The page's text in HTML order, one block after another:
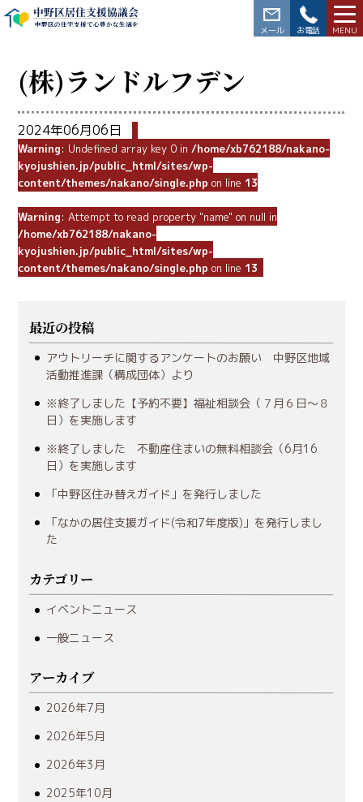
中野区居住支援協議会
中野区の住宅支援で心豊かな生活を
(株)ランドルフデン
2024年06月06日
Warning: Undefined array key 0 in /home/xb762188/nakano-
kyojushien.jp/public_html/sites/wp-
content/themes/nakano/single.php on line 13
Warning: Attempt to read property "name" on null in
/home/xb762188/nakano-
kyojushien.jp/public_html/sites/wp-
content/themes/nakano/single.php on line 13
最近の投稿
アウトリーチに関するアンケートのお願い 中野区地域
活動推進課（構成団体）より
※終了しました【予約不要】福祉相談会（７月６日～８
日）を実施します
※終了しました 不動産住まいの無料相談会（6月16
日）を実施します
「中野区住み替えガイド」を発行しました
「なかの居住支援ガイド(令和7年度版)」を発行しまし
た
カテゴリー
イベントニュース
一般ニュース
アーカイブ
2026年7月
2026年5月
2026年3月
2025年10月